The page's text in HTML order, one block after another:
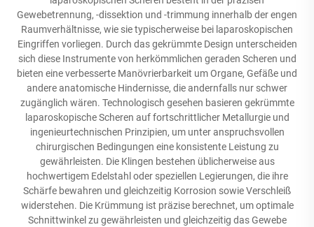
Gewebetrennung, -dissektion und -trimmung innerhalb der engen
Raumverhältnisse, wie sie typischerweise bei laparoskopischen
Eingriffen vorliegen. Durch das gekrümmte Design unterscheiden
sich diese Instrumente von herkömmlichen geraden Scheren und
bieten eine verbesserte Manövrierbarkeit um Organe, Gefäße und
andere anatomische Hindernisse, die andernfalls nur schwer
zugänglich wären. Technologisch gesehen basieren gekrümmte
laparoskopische Scheren auf fortschrittlicher Metallurgie und
ingenieurtechnischen Prinzipien, um unter anspruchsvollen
chirurgischen Bedingungen eine konsistente Leistung zu
gewährleisten. Die Klingen bestehen üblicherweise aus
hochwertigem Edelstahl oder speziellen Legierungen, die ihre
Schärfe bewahren und gleichzeitig Korrosion sowie Verschleiß
widerstehen. Die Krümmung ist präzise berechnet, um optimale
Schnittwinkel zu gewährleisten und gleichzeitig das Gewebe